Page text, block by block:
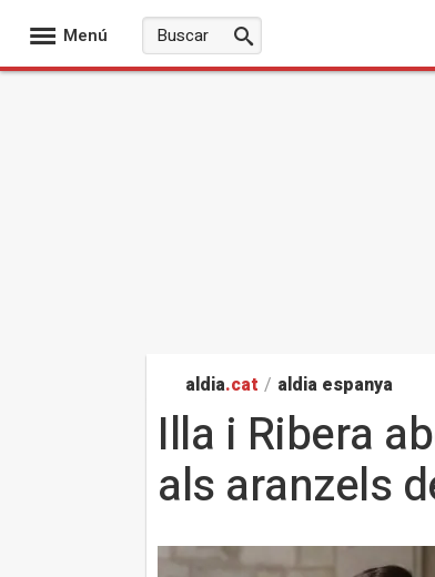
Menú
aldia.cat / aldia espanya
Illa i Ribera
als aranzels